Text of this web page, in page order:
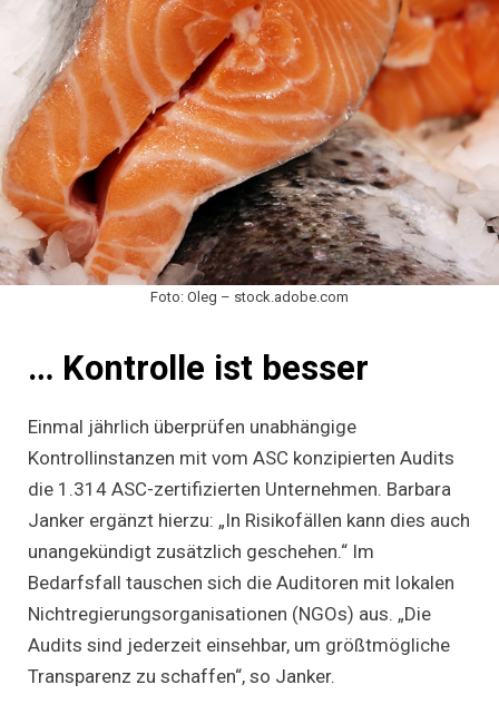
Foto: Oleg – stock.adobe.com
… Kontrolle ist besser
Einmal jährlich überprüfen unabhängige
Kontrollinstanzen mit vom ASC konzipierten Audits
die 1.314 ASC-zertifizierten Unternehmen. Barbara
Janker ergänzt hierzu: „In Risikofällen kann dies auch
unangekündigt zusätzlich geschehen.“ Im
Bedarfsfall tauschen sich die Auditoren mit lokalen
Nichtregierungsorganisationen (NGOs) aus. „Die
Audits sind jederzeit einsehbar, um größtmögliche
Transparenz zu schaffen“, so Janker.